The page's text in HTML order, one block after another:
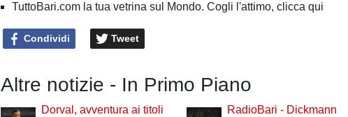
TuttoBari.com la tua vetrina sul Mondo. Cogli l'attimo, clicca qui
Condividi Tweet
Altre notizie - In Primo Piano
Dorval, avventura ai titoli
RadioBari - Dickmann